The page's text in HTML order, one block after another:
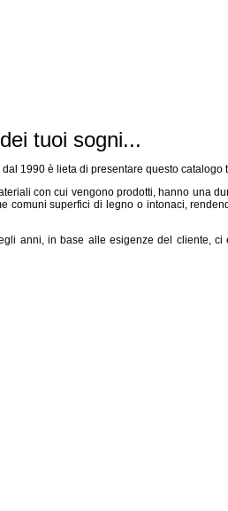
tuoi sogni...
1990 è lieta di presentare questo catalogo
con cui vengono prodotti, hanno una
comuni superfici di legno o intonaci,
anni, in base alle esigenze del cliente,